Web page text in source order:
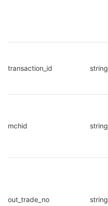
transaction_id string
mchid string
out_trade_no string